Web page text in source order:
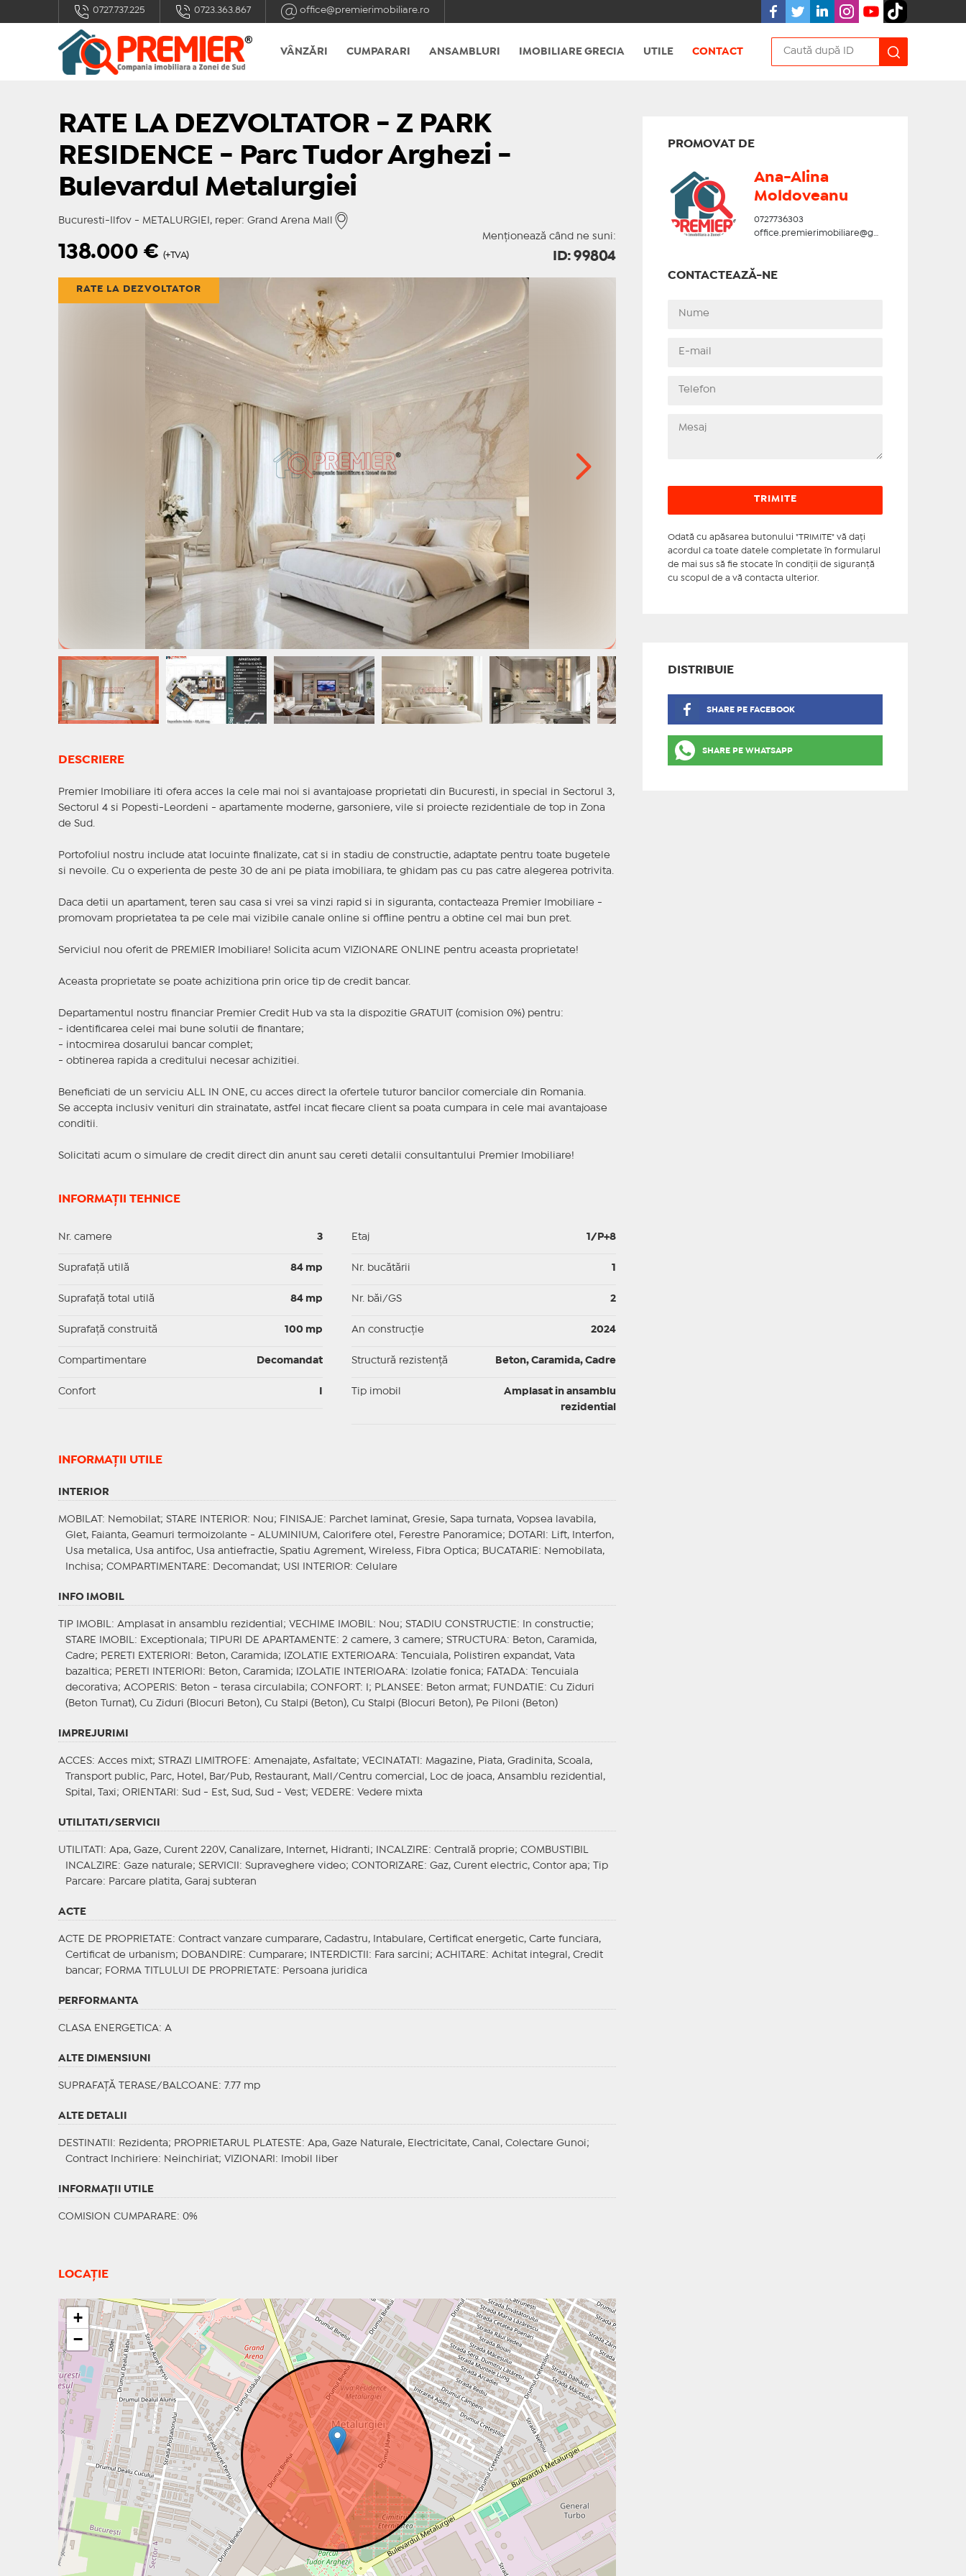
0727.737.225 0723.363.867 office@premierimobiliare.ro
VÂNZĂRI CUMPARARI ANSAMBLURI IMOBILIARE GRECIA UTILE CONTACT
RATE LA DEZVOLTATOR - Z PARK
RESIDENCE - Parc Tudor Arghezi -
Bulevardul Metalurgiei
Bucuresti-Ilfov - METALURGIEI, reper: Grand Arena Mall
Menționează când ne suni:
138.000 € (+TVA) ID: 99804
RATE LA DEZVOLTATOR
DESCRIERE
Premier Imobiliare iti ofera acces la cele mai noi si avantajoase proprietati din Bucuresti, in special in Sectorul 3,
Sectorul 4 si Popesti-Leordeni - apartamente moderne, garsoniere, vile si proiecte rezidentiale de top in Zona
de Sud.
Portofoliul nostru include atat locuinte finalizate, cat si in stadiu de constructie, adaptate pentru toate bugetele
si nevoile. Cu o experienta de peste 30 de ani pe piata imobiliara, te ghidam pas cu pas catre alegerea potrivita.
Daca detii un apartament, teren sau casa si vrei sa vinzi rapid si in siguranta, contacteaza Premier Imobiliare -
promovam proprietatea ta pe cele mai vizibile canale online si offline pentru a obtine cel mai bun pret.
Serviciul nou oferit de PREMIER Imobiliare! Solicita acum VIZIONARE ONLINE pentru aceasta proprietate!
Aceasta proprietate se poate achizitiona prin orice tip de credit bancar.
Departamentul nostru financiar Premier Credit Hub va sta la dispozitie GRATUIT (comision 0%) pentru:
- identificarea celei mai bune solutii de finantare;
- intocmirea dosarului bancar complet;
- obtinerea rapida a creditului necesar achizitiei.
Beneficiati de un serviciu ALL IN ONE, cu acces direct la ofertele tuturor bancilor comerciale din Romania.
Se accepta inclusiv venituri din strainatate, astfel incat fiecare client sa poata cumpara in cele mai avantajoase
conditii.
Solicitati acum o simulare de credit direct din anunt sau cereti detalii consultantului Premier Imobiliare!
INFORMAȚII TEHNICE
Nr. camere 3
Suprafaţă utilă 84 mp
Suprafaţă total utilă 84 mp
Suprafaţă construită 100 mp
Compartimentare Decomandat
Confort
Etaj 1/P+8
Nr. bucătării
Nr. băi/GS 2
An construcție 2024
Structură rezistență Beton, Caramida, Cadre
Tip imobil
Amplasat in ansamblu
rezidential
INFORMAŢII UTILE
INTERIOR
MOBILAT : Nemobilat; STARE INTERIOR: Nou; FINISAJE : Parchet laminat, Gresie, Sapa turnata, Vopsea lavabila,
Glet, Faianta, Geamuri termoizolante - ALUMINIUM, Calorifere otel, Ferestre Panoramice;
DOTARI : Lift, Interfon,
Usa metalica, Usa antifoc, Usa antiefractie, Spatiu Agrement, Wireless, Fibra Optica; BUCATARIE : Nemobilata,
Inchisa; COMPARTIMENTARE : Decomandat; USI INTERIOR: Celulare
INFO IMOBIL
TIP IMOBIL : Amplasat in ansamblu rezidential; VECHIME IMOBIL : Nou; STADIU CONSTRUCTIE : In constructie;
STARE IMOBIL
: Exceptionala; TIPURI DE APARTAMENTE : 2 camere, 3 camere; STRUCTURA: Beton, Caramida,
Cadre; PERETI EXTERIORI : Beton, Caramida; IZOLATIE EXTERIOARA: Tencuiala, Polistiren expandat, Vata
bazaltica; PERETI INTERIORI : Beton, Caramida; IZOLATIE INTERIOARA: Izolatie fonica; FATADA: Tencuiala
decorativa; ACOPERIS: Beton - terasa circulabila; CONFORT : I; PLANSEE : Beton armat; FUNDATIE : Cu Ziduri
(Beton Turnat), Cu Ziduri (Blocuri Beton), Cu Stalpi (Beton), Cu Stalpi (Blocuri Beton), Pe Piloni (Beton)
IMPREJURIMI
ACCES: Acces mixt; STRAZI LIMITROFE : Amenajate, Asfaltate; VECINATATI
: Magazine, Piata, Gradinita, Scoala,
Transport public, Parc, Hotel, Bar/Pub, Restaurant, Mall/Centru comercial, Loc de joaca, Ansamblu rezidential,
Spital, Taxi; ORIENTARI : Sud - Est, Sud, Sud - Vest; VEDERE : Vedere mixta
UTILITATI/SERVICII
UTILITATI : Apa, Gaze, Curent 220V, Canalizare, Internet, Hidranti; INCALZIRE : Centrală proprie; COMBUSTIBIL
INCALZIRE : Gaze naturale; SERVICII : Supraveghere video; CONTORIZARE : Gaz, Curent electric, Contor apa;
Tip
Parcare: Parcare platita, Garaj subteran
ACTE
ACTE DE PROPRIETATE : Contract vanzare cumparare, Cadastru, Intabulare, Certificat energetic, Carte funciara,
Certificat de urbanism;
DOBANDIRE : Cumparare; INTERDICTII : Fara sarcini; ACHITARE : Achitat integral, Credit
bancar; FORMA TITLULUI DE PROPRIETATE : Persoana juridica
PERFORMANTA
CLASA ENERGETICA: A
ALTE DIMENSIUNI
SUPRAFAȚĂ TERASE/BALCOANE: 7.77 mp
ALTE DETALII
DESTINATII : Rezidenta; PROPRIETARUL PLATESTE : Apa, Gaze Naturale, Electricitate, Canal, Colectare Gunoi;
Contract Inchiriere: Neinchiriat; VIZIONARI : Imobil liber
INFORMAŢII UTILE
COMISION CUMPARARE: 0%
LOCAȚIE
+
−
PROMOVAT DE
Ana-Alina
Moldoveanu
0727736303
CONTACTEAZĂ-NE
Odată cu apăsarea butonului "TRIMITE" vă daţi
acordul ca toate datele completate în formularul
de mai sus să fie stocate în condiţii de siguranţă
cu scopul de a vă contacta ulterior.
DISTRIBUIE
SHARE PE FACEBOOK
SHARE PE WHATSAPP